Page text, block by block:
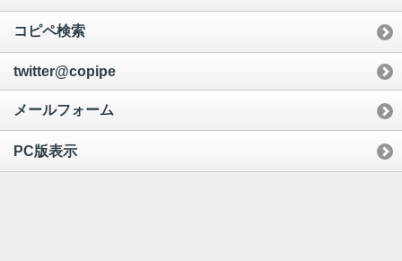
コピペ検索
twitter@copipe
メールフォーム
PC版表示